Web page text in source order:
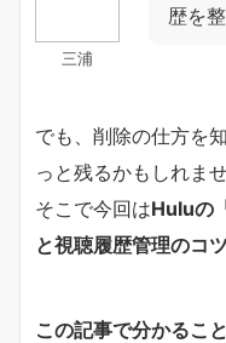
三浦
歴を
でも、削除の仕方を
っと残るかもしれませ
そこで今回はHuluの
と視聴履歴管理のコツ
この記事で分かるこ